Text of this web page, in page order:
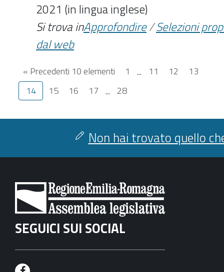
2021 (in lingua inglese)
Si trova inApprofondire/Selezioni
dal web
« Precedenti 10 elementi 1 ... 11 12
13
14
15 16 17 ... 28
Non hai trovato quello
SEGUICI SUI SOCIAL